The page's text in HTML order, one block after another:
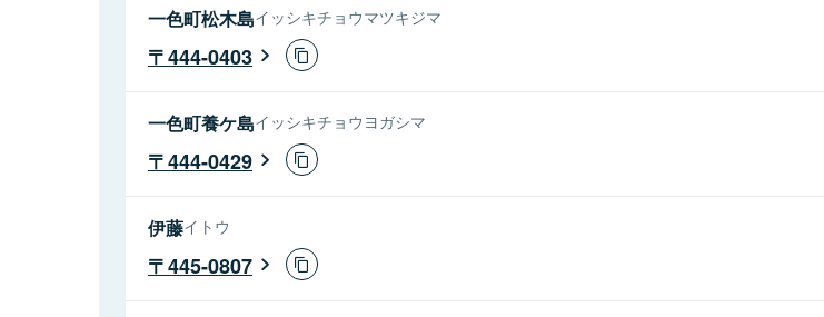
一色町松木島イッシキチョウマツキジマ
444-0403
一色町養ケ島イッシキチョウヨガシマ
444-0429
伊藤イトウ
445-0807